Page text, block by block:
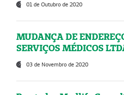
01 de Outubro de 2020
MUDANÇA DE
SERVIÇOS MÉDICOS
03 de Novembro de 2020